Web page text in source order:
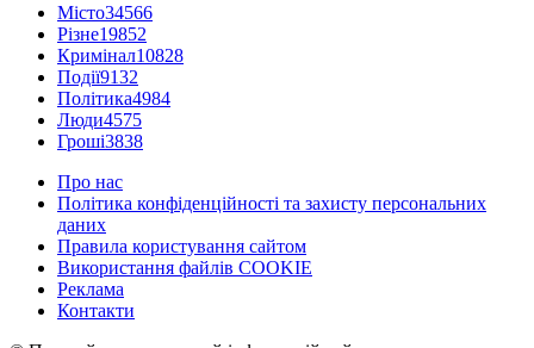
Місто34566
Різне19852
Кримінал10828
Події9132
Політика4984
Люди4575
Гроші3838
Про нас
Політика конфіденційності та захисту персональних
даних
Правила користування сайтом
Використання файлів COOKIE
Реклама
Контакти